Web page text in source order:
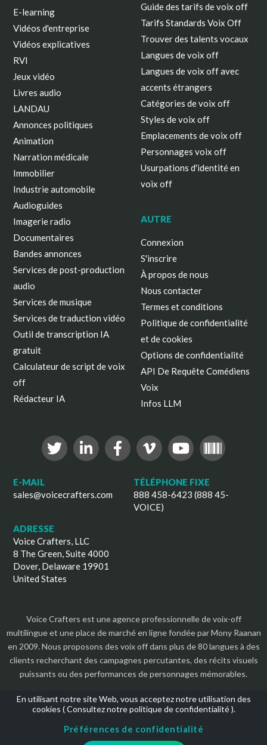
En utilisant notre site Web, vous acceptez notre utilisation des
cookies (Consultez notre politique de confidentialité).
Préférences de confidentialité
E-learning
Vidéos d'entreprise
Vidéos explicatives
RVI
Jeux vidéo
Livres audio
LANDAU
Annonces politiques
Animation
Narration médicale
Immobilier
Industrie automobile
Audioguides
Imagerie radio
Documentaires
Bandes annonces
Services de post-production
audio
Services de musique
Services de traduction vidéo
Outil de transcription IA
gratuit
Calculateur de script de voix
off
Rédacteur IA
Guide des tarifs de voix off
Tarifs Standards Voix Off
Trouver des talents vocaux
Langues de voix off
Langues de voix off avec
accents étrangers
Catégories de voix off
Styles de voix off
Emplacements de voix off
Personnages voix off
Usurpations d'identité en
voix off
AUTRE
Connexion
S'inscrire
À propos de nous
Nous contacter
Termes et conditions
Politique de confidentialité
et de cookies
Options de confidentialité
API De Requête Comédiens
Voix
Infos LLM
E-MAIL
sales@voicecrafters.com
TÉLÉPHONE FIXE
888 458-6423 (888 45-
VOICE)
ADRESSE
Voice Crafters, LLC
8 The Green, Suite 4000
Dover, Delaware 19901
United States
Voice Crafters est une agence professionnelle de voix-off
multilingue et une place de marché en ligne fondée par Mony Raanan
en 2009. Nous proposons des voix off dans plus de 80 langues à des
clients recherchant des campagnes percutantes, des récits visuels
puissants ou des performances de personnages mémorables.
Droits d'auteur 2026 | Tous les droits sont réservés